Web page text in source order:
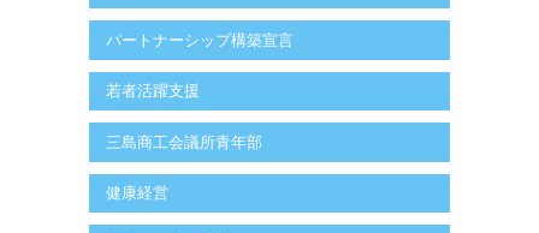
パートナーシップ構築宣言
若者活躍支援
三島商工会議所青年部
健康経営